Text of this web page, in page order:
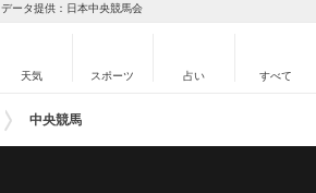
データ提供：日本中央競馬会
天気 スポーツ 占い すべて
中央競馬